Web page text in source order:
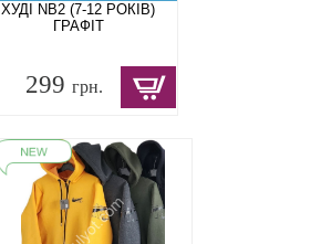
ХУДІ NB2 (7-12 РОКІВ)
ГРАФІТ
299 грн.